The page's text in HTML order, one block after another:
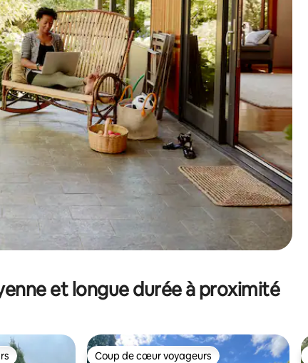
le bas pour les parcourir ou en appuyant et en faisant glisser.
et longue durée à proximité
Coup de cœur voyageurs